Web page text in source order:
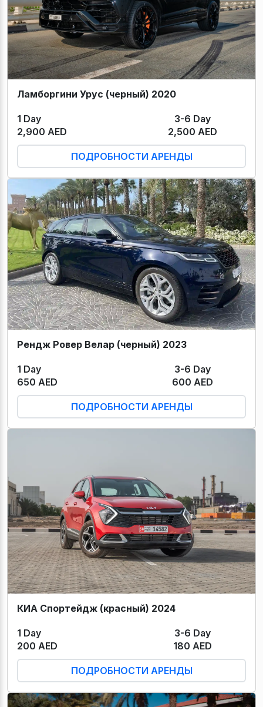
Ламборгини Урус (черный) 2020
1 Day
3-6 Day
2,900 AED
2,500 AED
ПОДРОБНОСТИ АРЕНДЫ
Рендж Ровер Велар (черный) 2023
1 Day
3-6 Day
650 AED
600 AED
ПОДРОБНОСТИ АРЕНДЫ
КИА Спортейдж (красный) 2024
1 Day
3-6 Day
200 AED
180 AED
ПОДРОБНОСТИ АРЕНДЫ